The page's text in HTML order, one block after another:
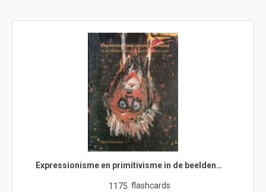
Expressionisme en primitivisme in de beelden…
1175 flashcards